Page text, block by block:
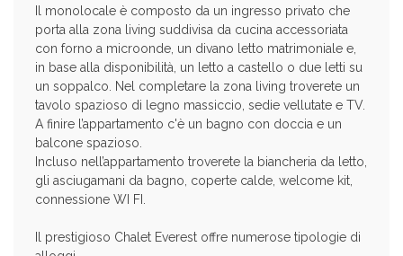
Il monolocale è composto da un ingresso privato che
porta alla zona living suddivisa da cucina accessoriata
con forno a microonde, un divano letto matrimoniale e,
in base alla disponibilità, un letto a castello o due letti su
un soppalco. Nel completare la zona living troverete un
tavolo spazioso di legno massiccio, sedie vellutate e TV.
A finire l’appartamento c'è un bagno con doccia e un
balcone spazioso.
Incluso nell’appartamento troverete la biancheria da letto,
gli asciugamani da bagno, coperte calde, welcome kit,
connessione WI FI.
Il prestigioso Chalet Everest offre numerose tipologie di